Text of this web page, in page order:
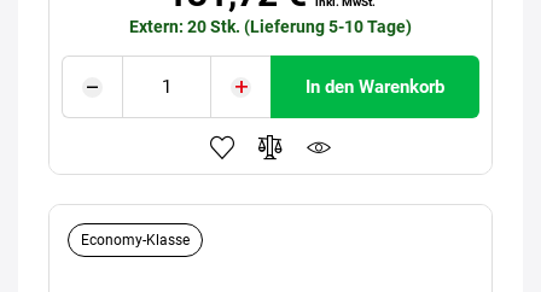
Extern: 20 Stk. (Lieferung 5-10 Tage)
In den Warenkorb
Economy-Klasse